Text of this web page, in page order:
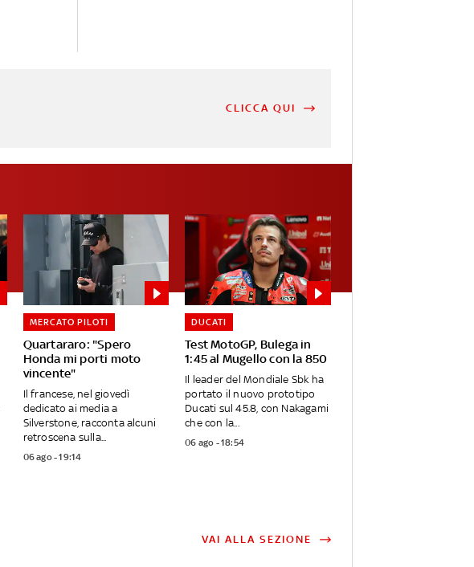
CLICCA QUI
Quartararo: "Spero
Honda mi porti moto
vincente"
MERCATO PILOTI
Il francese, nel giovedì
dedicato ai media a
Silverstone, racconta alcuni
retroscena sulla...
06 ago - 19:14
Test MotoGP, Bulega in
1:45 al Mugello con la 850
DUCATI
Il leader del Mondiale Sbk ha
portato il nuovo prototipo
Ducati sul 45.8, con Nakagami
che con la...
06 ago - 18:54
VAI ALLA SEZIONE